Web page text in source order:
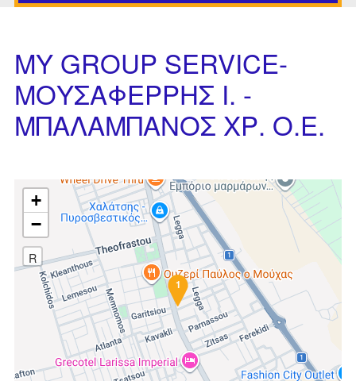
MY GROUP SERVICE-
ΜΟΥΣΑΦΕΡΡΗΣ Ι. -
ΜΠΑΛΑΜΠΑΝΟΣ ΧΡ. Ο.Ε.
1
+
−
R